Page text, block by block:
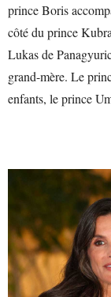
prince Boris
côté du prince
Lukas de
grand-mère. Le
enfants, le prince